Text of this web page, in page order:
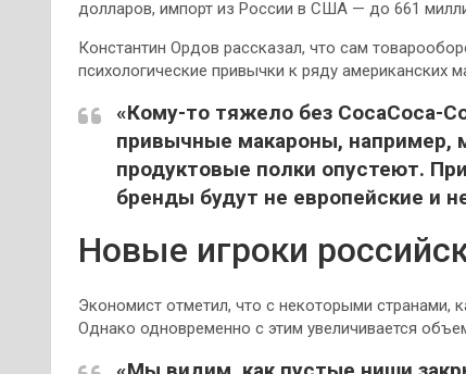
долларов, импорт из России в США — до 661
Константин Ордов рассказал, что сам
психологические привычки к ряду американских
«Кому-то тяжело без CocaCoca-
привычные макароны, например,
продуктовые полки опустеют.
бренды будут не европейские и
Новые игроки
Экономист отметил, что с некоторыми странами,
Однако одновременно с этим увеличивается